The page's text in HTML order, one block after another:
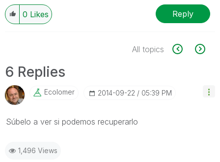
0 Likes Reply
All topics
6 Replies
Ecolomer ‎2014-09-22 05:39 PM
Súbelo a ver si podemos recuperarlo
1,496 Views